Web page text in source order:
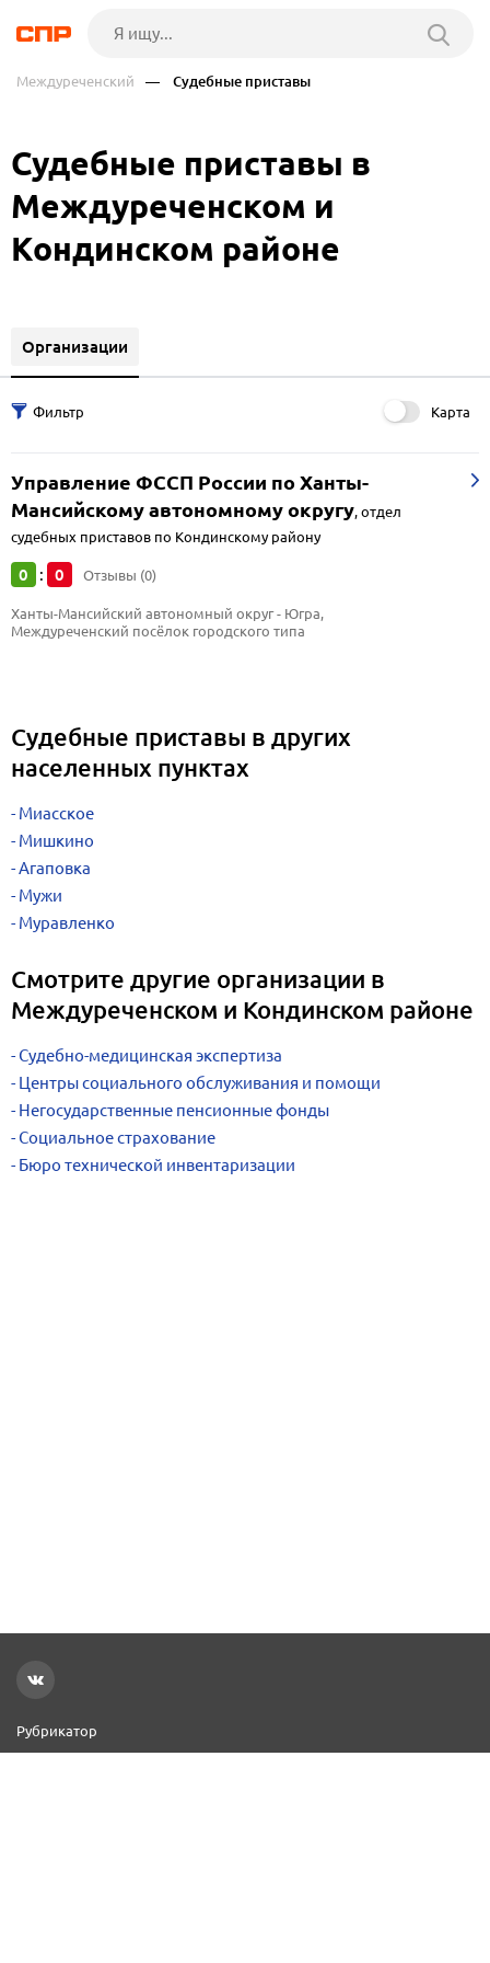
Междуреченский — Судебные приставы
Судебные приставы в
Междуреченском и
Кондинском районе
Организации
Карта
Управление ФССП России по Ханты-
Мансийскому автономному округу,отдел
судебных приставов по Кондинскому району
0 : 0 Отзывы (0)
Ханты-Мансийский автономный округ - Югра,
Междуреченский посёлок городского типа
Судебные приставы в других
населенных пунктах
Миасское
Мишкино
Агаповка
Мужи
Муравленко
Смотрите другие организации в
Междуреченском и Кондинском районе
Судебно-медицинская экспертиза
Центры социального обслуживания и помощи
Негосударственные пенсионные фонды
Социальное страхование
Бюро технической инвентаризации
Рубрикатор